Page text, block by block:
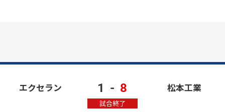
エクセラン 1 - 8
試合終了
松本工業